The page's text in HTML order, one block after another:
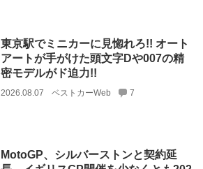
東京駅でミニカーに見惚れろ!! オート
アートが手がけた頭文字Dや007の精
密モデルがド迫力!!
2026.08.07 ベストカーWeb 7
MotoGP、シルバーストンと契約延